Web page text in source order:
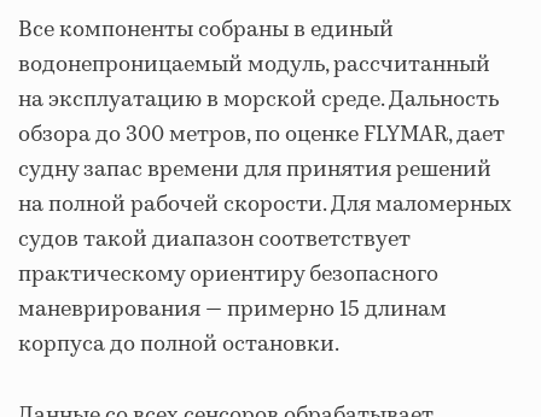
Все компоненты собраны в единый
водонепроницаемый модуль, рассчитанный
на эксплуатацию в морской среде. Дальность
обзора до 300 метров, по оценке FLYMAR, дает
судну запас времени для принятия решений
на полной рабочей скорости. Для маломерных
судов такой диапазон соответствует
практическому ориентиру безопасного
маневрирования — примерно 15 длинам
корпуса до полной остановки.